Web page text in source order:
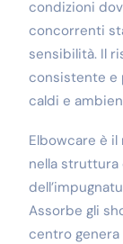
condizioni
concorrenti
sensibilità. Il
consistente e
caldi e
Elbowcare è
nella
Assorbe gli
centro genera